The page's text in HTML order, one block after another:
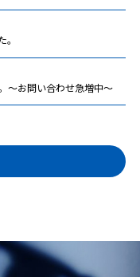
〜お問い合わせ急増中〜